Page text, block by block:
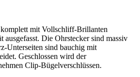
mit Vollschliff-Brillanten
ausgefasst. Die Ohrstecker sind massiv
Unterseiten sind bauchig mit
Geschlossen wird der
Clip-Bügelverschlüssen.